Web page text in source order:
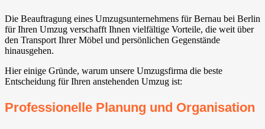
Die Beauftragung eines Umzugsunternehmens für Bernau bei Berlin
für Ihren Umzug verschafft Ihnen vielfältige Vorteile, die weit über
den Transport Ihrer Möbel und persönlichen Gegenstände
hinausgehen.
Hier einige Gründe, warum unsere Umzugsfirma die beste
Entscheidung für Ihren anstehenden Umzug ist:
Professionelle Planung und Organisation